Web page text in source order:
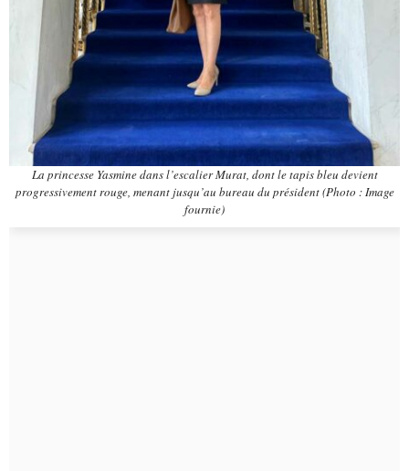
La princesse Yasmine dans l’escalier Murat, dont le tapis bleu devient
progressivement rouge, menant jusqu’au bureau du président (Photo : Image
fournie)